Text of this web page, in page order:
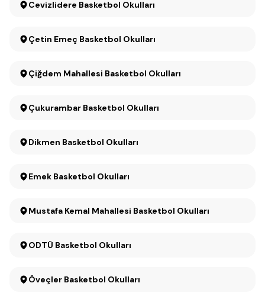
Cevizlidere Basketbol Okulları
Çetin Emeç Basketbol Okulları
Çiğdem Mahallesi Basketbol Okulları
Çukurambar Basketbol Okulları
Dikmen Basketbol Okulları
Emek Basketbol Okulları
Mustafa Kemal Mahallesi Basketbol Okulları
ODTÜ Basketbol Okulları
Öveçler Basketbol Okulları